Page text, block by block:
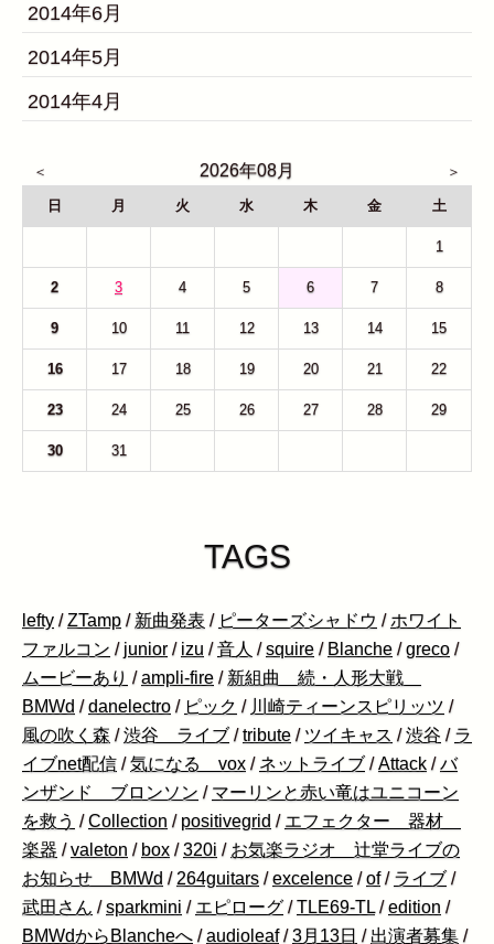
2014年6月
2014年5月
2014年4月
2026年08月
日 月 火 水 木 金 土
1
2 3 4 5 6 7 8
9 10 11 12 13 14 15
16 17 18 19 20 21 22
23 24 25 26 27 28 29
30 31
TAGS
lefty /ZTamp / 新曲発表 / ピーターズシャドウ / ホワイト
ファルコン / junior / izu /音人 /squire / Blanche /greco /
ムービーあり /ampli-fire / 新組曲 続・人形大戦
BMWd /danelectro / ピック / 川崎ティーンスピリッツ /
風の吹く森 /渋谷 ライブ /tribute / ツイキャス /渋谷 / ラ
イブnet配信 /気になる vox / ネットライブ /Attack /バ
ンザンド ブロンソン / マーリンと赤い竜はユニコーン
を救う /Collection / positivegrid / エフェクター 器材
楽器 /valeton / box /320i / お気楽ラジオ 辻堂ライブの
お知らせ BMWd / 264guitars /excelence /of / ライブ /
武田さん /sparkmini / エピローグ /TLE69-TL /edition /
BMWdからBlancheへ /audioleaf /3月13日 / 出演者募集 /